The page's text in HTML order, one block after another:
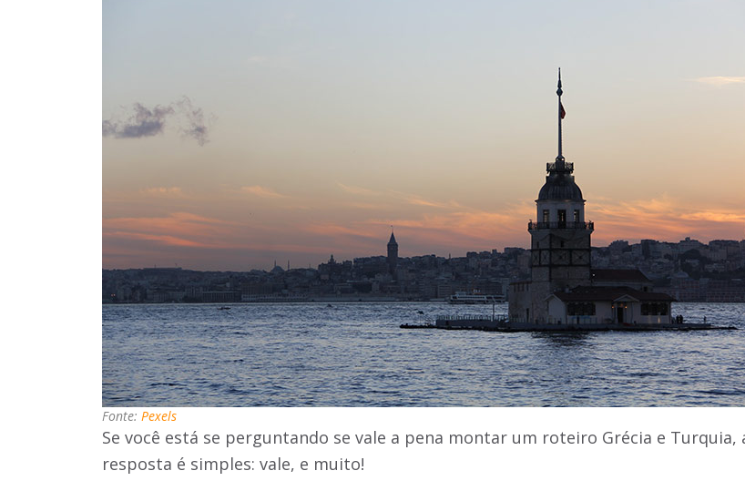
Fonte: Pexels
Se você está se perguntando se vale a pena montar um roteiro Grécia e Turquia,
resposta é simples: vale, e muito!